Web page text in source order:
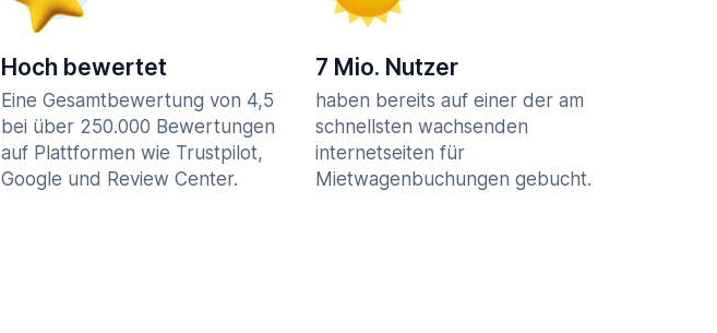
Hoch bewertet
Eine Gesamtbewertung von 4,5
bei über 250.000 Bewertungen
auf Plattformen wie Trustpilot,
Google und Review Center.
7 Mio. Nutzer
haben bereits auf einer der am
schnellsten wachsenden
internetseiten für
Mietwagenbuchungen gebucht.